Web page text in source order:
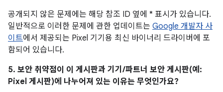
공개되지 않은 문제에는 해당 참조 ID 옆에 * 표시가 있습니다.
일반적으로 이러한 문제에 관한 업데이트는 Google 개발자 사
이트에서 제공되는 Pixel 기기용 최신 바이너리 드라이버에 포
함되어 있습니다.
5. 보안 취약점이 이 게시판과 기기/파트너 보안 게시판(예:
Pixel 게시판)에 나누어져 있는 이유는 무엇인가요?